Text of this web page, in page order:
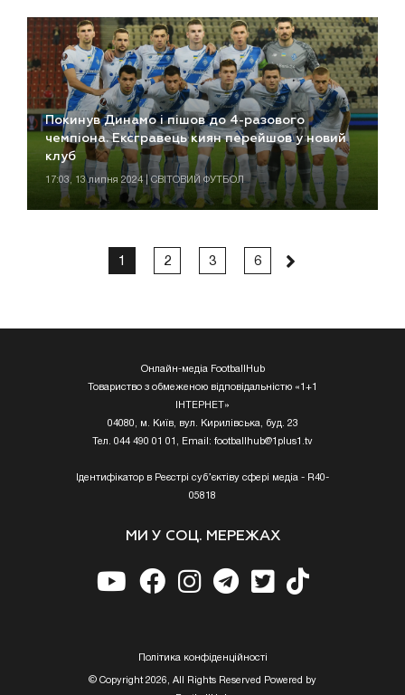
Покинув Динамо і пішов до 4-разового
чемпіона. Ексгравець киян перейшов у новий
клуб
17:03, 13 липня 2024 | СВІТОВИЙ ФУТБОЛ
1 2 3 6
Онлайн-медіа FootballHub
Товариство з обмеженою відповідальністю «1+1
ІНТЕРНЕТ»
04080, м. Київ, вул. Кирилівська, буд. 23
Тел. 044 490 01 01, Email: footballhub@1plus1.tv
Ідентифікатор в Реєстрі суб’єктіву сфері медіа - R40-
05818
МИ У СОЦ. МЕРЕЖАХ
Полiтика конфiденцiйностi
© Copyright 2026, All Rights Reserved Powered by